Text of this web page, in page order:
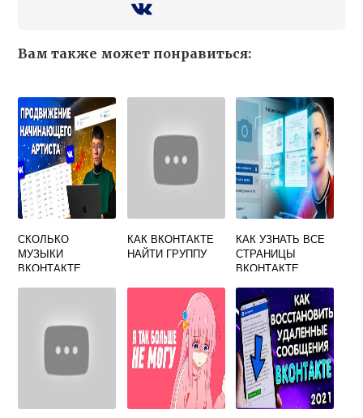
Вам также может понравиться:
СКОЛЬКО
МУЗЫКИ
ВКОНТАКТЕ
КАК ВКОНТАКТЕ
НАЙТИ ГРУППУ
КАК УЗНАТЬ ВСЕ
СТРАНИЦЫ
ВКОНТАКТЕ
ЧЕЛОВЕКА